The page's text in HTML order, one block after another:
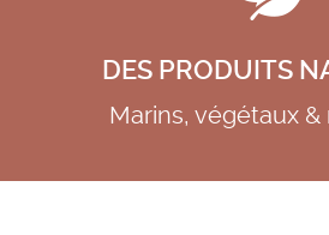
DES PRODUITS
Marins, végétaux &